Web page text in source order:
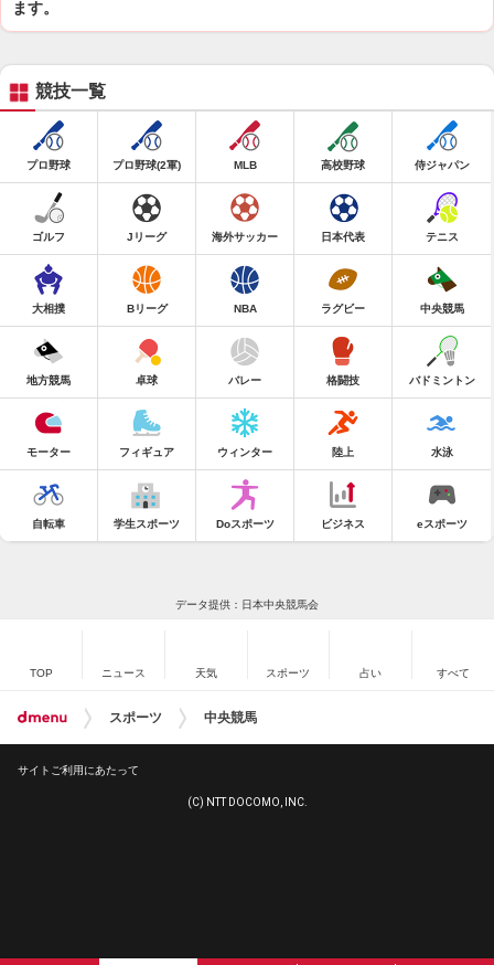
ます。
競技一覧
プロ野球 プロ野球(2軍) MLB 高校野球 侍ジャパン
ゴルフ Jリーグ 海外サッカー 日本代表 テニス
大相撲 Bリーグ NBA ラグビー 中央競馬
地方競馬 卓球 バレー 格闘技 バドミントン
モーター フィギュア ウィンター 陸上 水泳
自転車 学生スポーツ Doスポーツ ビジネス eスポーツ
データ提供：日本中央競馬会
TOP ニュース 天気 スポーツ 占い すべて
スポーツ 中央競馬
サイトご利用にあたって
(C) NTT DOCOMO, INC.